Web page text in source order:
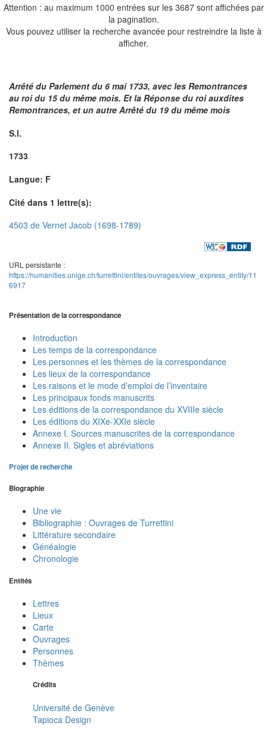
Attention : au maximum 1000 entrées sur les 3687 sont affichées par
la pagination.
Vous pouvez utiliser la recherche avancée pour restreindre la liste à
afficher.
Arrêté du Parlement du 6 mai 1733, avec les Remontrances
au roi du 15 du même mois. Et la Réponse du roi auxdites
Remontrances, et un autre Arrêté du 19 du même mois
S.l.
1733
Langue: F
Cité dans 1 lettre(s):
4503 de Vernet Jacob (1698-1789)
URL persistante :
https://humanities.unige.ch/turrettini/entites/ouvrages/view_express_entity/11
6917
Présentation de la correspondance
Introduction
Les temps de la correspondance
Les personnes et les thèmes de la correspondance
Les lieux de la correspondance
Les raisons et le mode d’emploi de l’inventaire
Les principaux fonds manuscrits
Les éditions de la correspondance du XVIIIe siècle
Les éditions du XIXe-XXIe siècle
Annexe I. Sources manuscrites de la correspondance
Annexe II. Sigles et abréviations
Projet de recherche
Biographie
Une vie
Bibliographie : Ouvrages de Turrettini
Littérature secondaire
Généalogie
Chronologie
Entités
Lettres
Lieux
Carte
Ouvrages
Personnes
Thèmes
Crédits
Université de Genève
Tapioca Design